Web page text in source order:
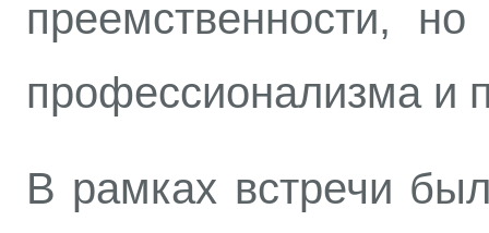
преемственности,
профессионализма и
В рамках встречи